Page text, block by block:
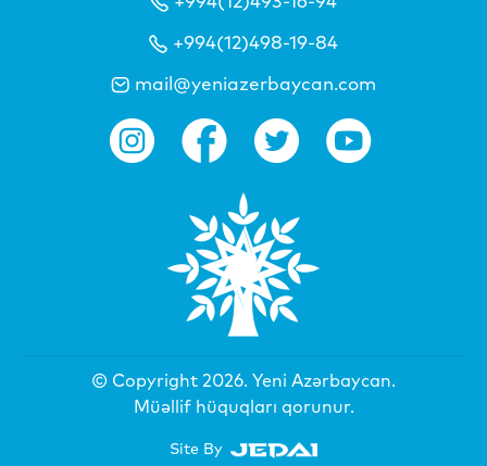
+994(12)498-19-84
mail@yeniazerbaycan.com
© Copyright 2026. Yeni Azərbaycan.
Müəllif hüquqları qorunur.
Site By